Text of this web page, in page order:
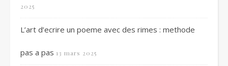
2025
L’art d’ecrire un poeme avec des rimes : methode
pas a pas 13 mars 2025